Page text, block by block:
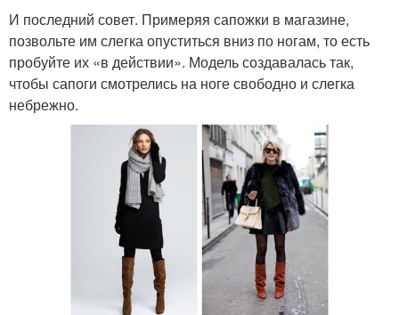
И последний совет. Примеряя сапожки в магазине,
позвольте им слегка опуститься вниз по ногам, то есть
пробуйте их «в действии». Модель создавалась так,
чтобы сапоги смотрелись на ноге свободно и слегка
небрежно.